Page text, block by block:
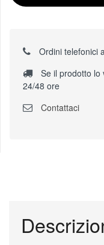
Ordini telefonici
Se il prodotto lo
24/48 ore
Contattaci